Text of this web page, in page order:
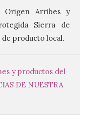
Origen Arribes y
Sierra de
producto local.
y productos del
DE NUESTRA
cita
El